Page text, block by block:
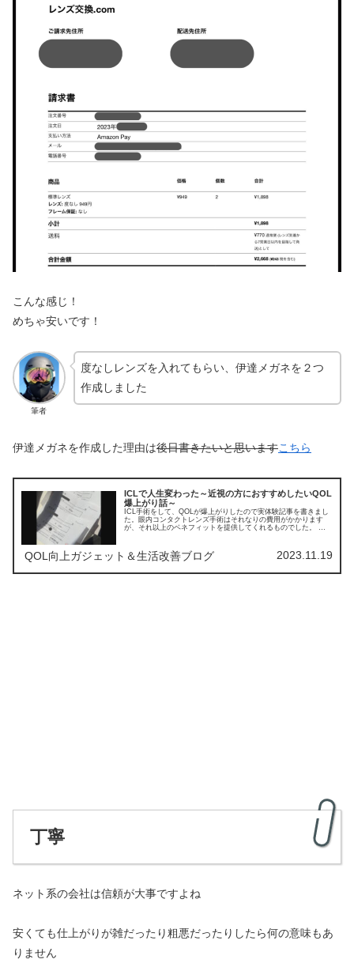
こんな感じ！
めちゃ安いです！
筆者
度なしレンズを入れてもらい、伊達メガネを２つ
作成しました
伊達メガネを作成した理由は後日書きたいと思いますこちら
ICLで人生変わった～近視の方におすすめしたいQOL
爆上がり話～
ICL手術をして、QOLが爆上がりしたので実体験記事を書きまし
た。眼内コンタクトレンズ手術はそれなりの費用がかかります
が、それ以上のベネフィットを提供してくれるものでした。 メ
QOL向上ガジェット＆生活改善ブログ 2023.11.19
丁寧
ネット系の会社は信頼が大事ですよね
安くても仕上がりが雑だったり粗悪だったりしたら何の意味もあ
りません